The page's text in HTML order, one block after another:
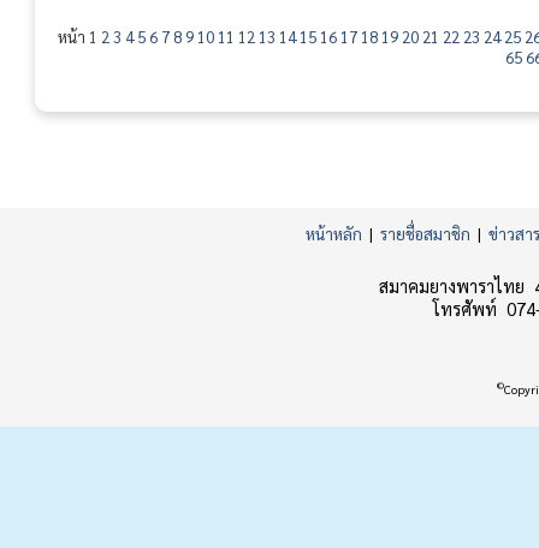
หน้า 1 2 3 456 78 9 10 11 12 13 1415 16 17 18 19 20 21 22 23 2425
65
หน้าหลัก | รายชื่อสมาชิก | ข่าวสาร
สมาคมยางพาราไทย
โทรศัพท์
©